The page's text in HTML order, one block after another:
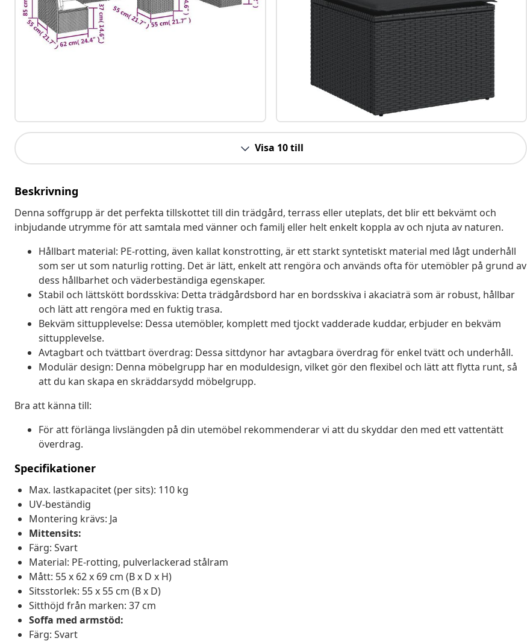
Visa 10 till
Beskrivning
Denna soffgrupp är det perfekta tillskottet till din trädgård, terrass eller uteplats, det blir ett bekvämt och
inbjudande utrymme för att samtala med vänner och familj eller helt enkelt koppla av och njuta av naturen.
Hållbart material: PE-rotting, även kallat konstrotting, är ett starkt syntetiskt material med lågt underhåll
som ser ut som naturlig rotting. Det är lätt, enkelt att rengöra och används ofta för utemöbler på grund av
dess hållbarhet och väderbeständiga egenskaper.
Stabil och lättskött bordsskiva: Detta trädgårdsbord har en bordsskiva i akaciaträ som är robust, hållbar
och lätt att rengöra med en fuktig trasa.
Bekväm sittupplevelse: Dessa utemöbler, komplett med tjockt vadderade kuddar, erbjuder en bekväm
sittupplevelse.
Avtagbart och tvättbart överdrag: Dessa sittdynor har avtagbara överdrag för enkel tvätt och underhåll.
Modulär design: Denna möbelgrupp har en moduldesign, vilket gör den flexibel och lätt att flytta runt, så
att du kan skapa en skräddarsydd möbelgrupp.
Bra att känna till:
För att förlänga livslängden på din utemöbel rekommenderar vi att du skyddar den med ett vattentätt
överdrag.
Specifikationer
Max. lastkapacitet (per sits): 110 kg
UV-beständig
Montering krävs: Ja
Mittensits:
Färg: Svart
Material: PE-rotting, pulverlackerad stålram
Mått: 55 x 62 x 69 cm (B x D x H)
Sitsstorlek: 55 x 55 cm (B x D)
Sitthöjd från marken: 37 cm
Soffa med armstöd:
Färg: Svart